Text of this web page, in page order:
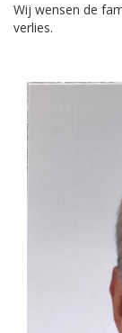
Wij wensen de
verlies.